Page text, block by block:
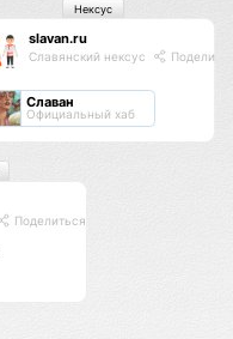
slavan.ru
Славянский нексус
Славан
Официальный хаб
Нексус
Поделиться